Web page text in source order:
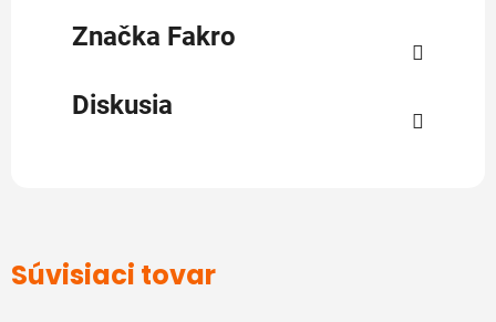
Značka Fakro
Diskusia
Súvisiaci tovar